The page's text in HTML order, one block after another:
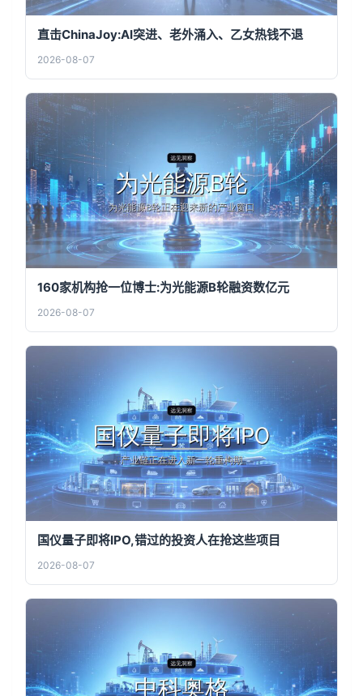
直击ChinaJoy:AI突进、老外涌入、乙女热钱不退
2026-08-07
160家机构抢一位博士:为光能源B轮融资数亿元
2026-08-07
国仪量子即将IPO,错过的投资人在抢这些项目
2026-08-07